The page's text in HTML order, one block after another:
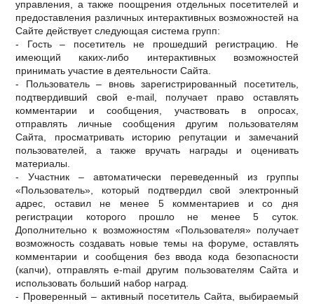
управления, а также поощрения отдельных посетителей и
предоставления различных интерактивных возможностей на
Сайте действует следующая система групп:
- Гость – посетитель не прошедший регистрацию. Не
имеющий каких-либо интерактивных возможностей
принимать участие в деятельности Сайта.
- Пользователь – вновь зарегистрированный посетитель,
подтвердивший свой e-mail, получает право оставлять
комментарии и сообщения, участвовать в опросах,
отправлять личные сообщения другим пользователям
Сайта, просматривать историю репутации и замечаний
пользователей, а также вручать награды и оценивать
материалы.
- Участник – автоматически переведенный из группы
«Пользователь», который подтвердил свой электронный
адрес, оставил не менее 5 комментариев и со дня
регистрации которого прошло не менее 5 суток.
Дополнительно к возможностям «Пользователя» получает
возможность создавать новые темы на форуме, оставлять
комментарии и сообщения без ввода кода безопасности
(капчи), отправлять e-mail другим пользователям Сайта и
использовать больший набор наград.
- Проверенный – активный посетитель Сайта, выбираемый